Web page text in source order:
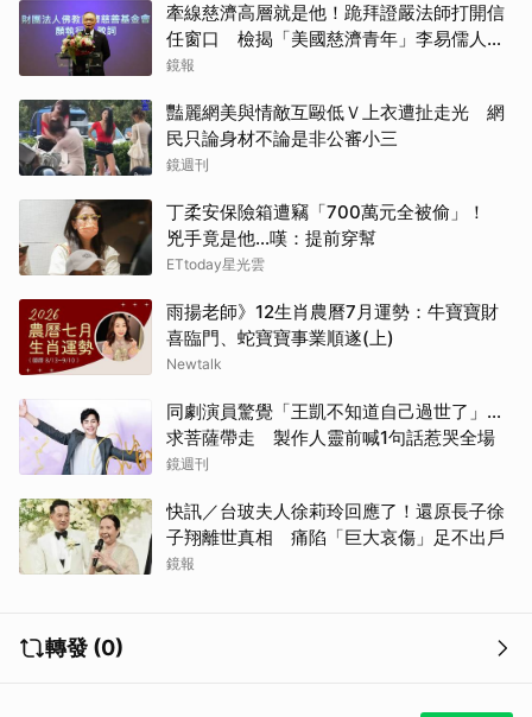
牽線慈濟高層就是他！跪拜證嚴法師打開信
任窗口 檢揭「美國慈濟青年」李易儒人脈
網絡
鏡報
豔麗網美與情敵互毆低Ｖ上衣遭扯走光 網
民只論身材不論是非公審小三
鏡週刊
丁柔安保險箱遭竊「700萬元全被偷」！
兇手竟是他...嘆：提前穿幫
ETtoday星光雲
雨揚老師》12生肖農曆7月運勢：牛寶寶財
喜臨門、蛇寶寶事業順遂(上)
Newtalk
同劇演員驚覺「王凱不知道自己過世了」...
求菩薩帶走 製作人靈前喊1句話惹哭全場
鏡週刊
快訊／台玻夫人徐莉玲回應了！還原長子徐
子翔離世真相 痛陷「巨大哀傷」足不出戶
鏡報
轉發 (0)